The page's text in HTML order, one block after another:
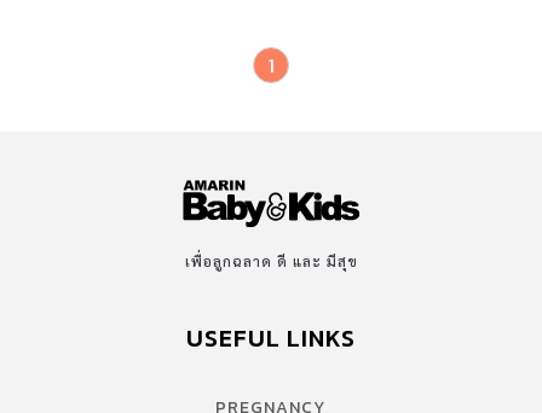
1
เพื่อลูกฉลาด ดี และ มีสุข
USEFUL LINKS
PREGNANCY